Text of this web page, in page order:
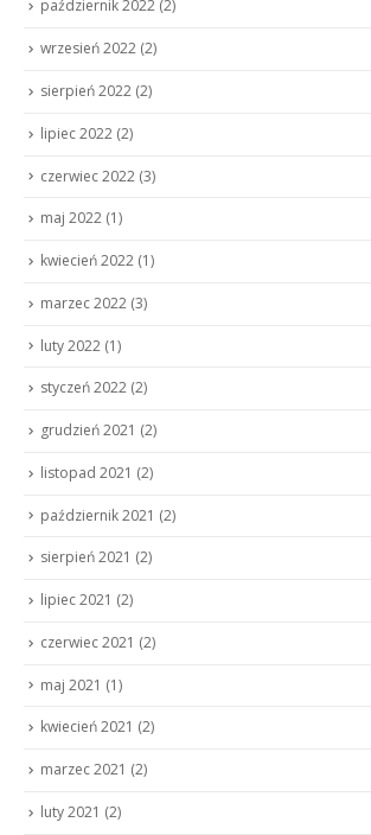
październik 2022 (2)
wrzesień 2022 (2)
sierpień 2022 (2)
lipiec 2022 (2)
czerwiec 2022 (3)
maj 2022 (1)
kwiecień 2022 (1)
marzec 2022 (3)
luty 2022 (1)
styczeń 2022 (2)
grudzień 2021 (2)
listopad 2021 (2)
październik 2021 (2)
sierpień 2021 (2)
lipiec 2021 (2)
czerwiec 2021 (2)
maj 2021 (1)
kwiecień 2021 (2)
marzec 2021 (2)
luty 2021 (2)